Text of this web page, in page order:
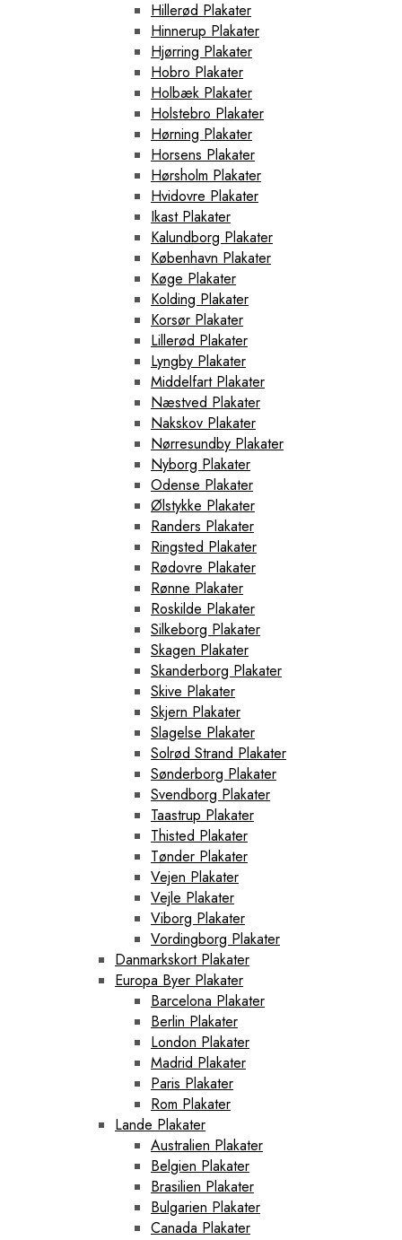
Hillerød Plakater
Hinnerup Plakater
Hjørring Plakater
Hobro Plakater
Holbæk Plakater
Holstebro Plakater
Hørning Plakater
Horsens Plakater
Hørsholm Plakater
Hvidovre Plakater
Ikast Plakater
Kalundborg Plakater
København Plakater
Køge Plakater
Kolding Plakater
Korsør Plakater
Lillerød Plakater
Lyngby Plakater
Middelfart Plakater
Næstved Plakater
Nakskov Plakater
Nørresundby Plakater
Nyborg Plakater
Odense Plakater
Ølstykke Plakater
Randers Plakater
Ringsted Plakater
Rødovre Plakater
Rønne Plakater
Roskilde Plakater
Silkeborg Plakater
Skagen Plakater
Skanderborg Plakater
Skive Plakater
Skjern Plakater
Slagelse Plakater
Solrød Strand Plakater
Sønderborg Plakater
Svendborg Plakater
Taastrup Plakater
Thisted Plakater
Tønder Plakater
Vejen Plakater
Vejle Plakater
Viborg Plakater
Vordingborg Plakater
Danmarkskort Plakater
Europa Byer Plakater
Barcelona Plakater
Berlin Plakater
London Plakater
Madrid Plakater
Paris Plakater
Rom Plakater
Lande Plakater
Australien Plakater
Belgien Plakater
Brasilien Plakater
Bulgarien Plakater
Canada Plakater